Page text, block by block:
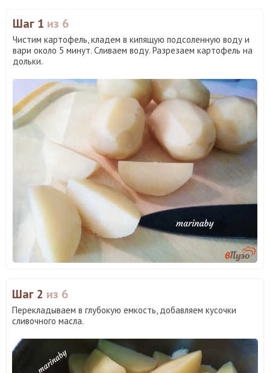
Шаг 1 из 6
Чистим картофель, кладем в кипящую подсоленную воду и
вари около 5 минут. Сливаем воду. Разрезаем картофель на
дольки.
Шаг 2 из 6
Перекладываем в глубокую емкость, добавляем кусочки
сливочного масла.